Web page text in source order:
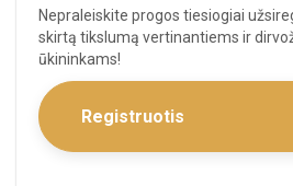
Nepraleiskite progos tiesiogiai
skirtą tikslumą vertinantiems ir
ūkininkams!
Registruotis